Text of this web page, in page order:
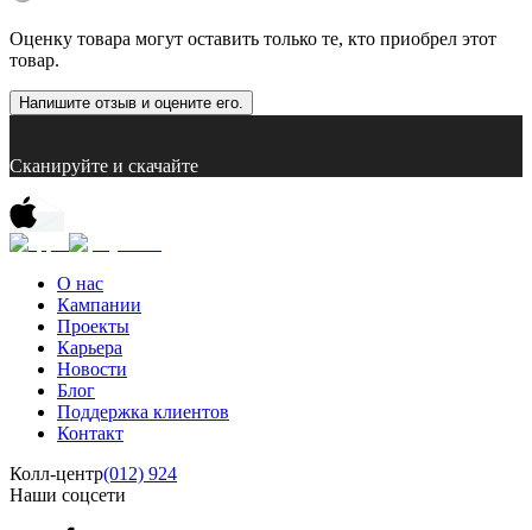
Оценку товара могут оставить только те, кто приобрел этот
товар.
Напишите отзыв и оцените его.
Сканируйте и скачайте
О нас
Кампании
Проекты
Карьера
Новости
Блог
Поддержка клиентов
Контакт
Колл-центр(012) 924
Наши соцсети